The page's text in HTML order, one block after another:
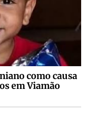
como causa
em Viamão